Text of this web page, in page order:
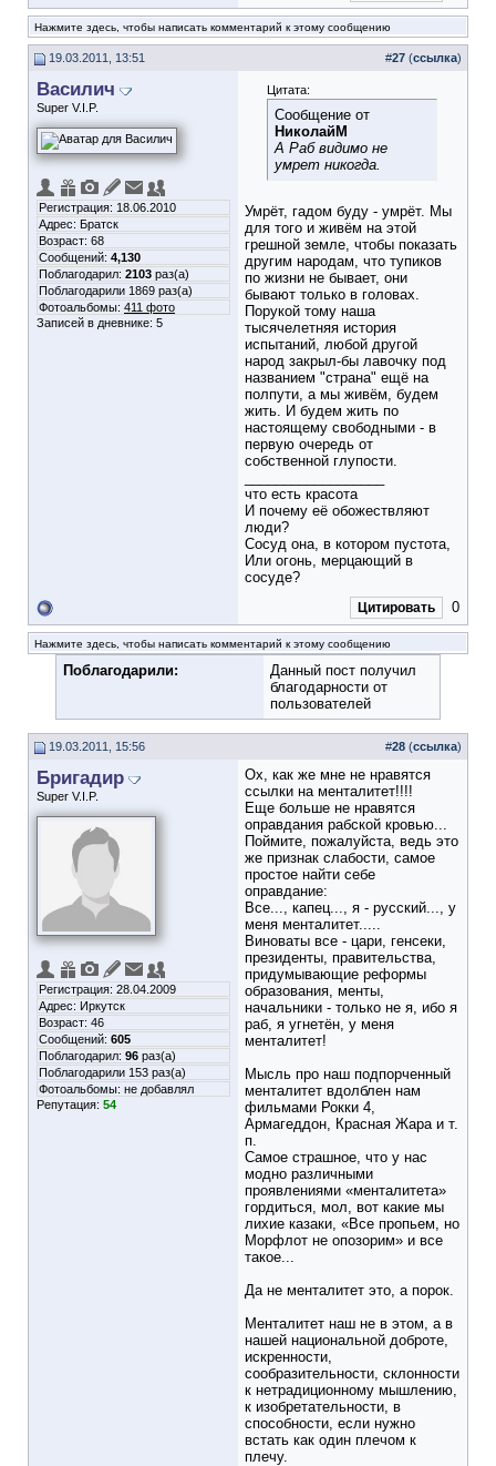
Нажмите здесь, чтобы написать комментарий к этому сообщению
19.03.2011, 13:51 #27 (ссылка)
Василич
Super V.I.P.
Регистрация: 18.06.2010
Адрес: Братск
Возраст: 68
Сообщений: 4,130
Поблагодарил: 2103 раз(а)
Поблагодарили 1869 раз(а)
Фотоальбомы: 411 фото
Записей в дневнике: 5
Цитата:
Сообщение от
НиколайМ
А Раб видимо не
умрет никогда.
Умрёт, гадом буду - умрёт. Мы
для того и живём на этой
грешной земле, чтобы показать
другим народам, что тупиков
по жизни не бывает, они
бывают только в головах.
Порукой тому наша
тысячелетняя история
испытаний, любой другой
народ закрыл-бы лавочку под
названием "страна" ещё на
полпути, а мы живём, будем
жить. И будем жить по
настоящему свободными - в
первую очередь от
собственной глупости.
что есть красота
И почему её обожествляют
люди?
Сосуд она, в котором пустота,
Или огонь, мерцающий в
сосуде?
Цитировать 0
Нажмите здесь, чтобы написать комментарий к этому сообщению
Поблагодарили:
Данный пост получил
благодарности от
пользователей
19.03.2011, 15:56 #28 (ссылка)
Бригадир
Super V.I.P.
Регистрация: 28.04.2009
Адрес: Иркутск
Возраст: 46
Сообщений: 605
Поблагодарил: 96 раз(а)
Поблагодарили 153 раз(а)
Фотоальбомы: не добавлял
Репутация: 54
Ох, как же мне не нравятся
ссылки на менталитет!!!!
Еще больше не нравятся
оправдания рабской кровью...
Поймите, пожалуйста, ведь это
же признак слабости, самое
простое найти себе
оправдание:
Все..., капец..., я - русский..., у
меня менталитет.....
Виноваты все - цари, генсеки,
президенты, правительства,
придумывающие реформы
образования, менты,
начальники - только не я, ибо я
раб, я угнетён, у меня
менталитет!
Мысль про наш подпорченный
менталитет вдолблен нам
фильмами Рокки 4,
Армагеддон, Красная Жара и т.
п.
Самое страшное, что у нас
модно различными
проявлениями «менталитета»
гордиться, мол, вот какие мы
лихие казаки, «Все пропьем, но
Морфлот не опозорим» и все
такое...
Да не менталитет это, а порок.
Менталитет наш не в этом, а в
нашей национальной доброте,
искренности,
сообразительности, склонности
к нетрадиционному мышлению,
к изобретательности, в
способности, если нужно
встать как один плечом к
плечу.